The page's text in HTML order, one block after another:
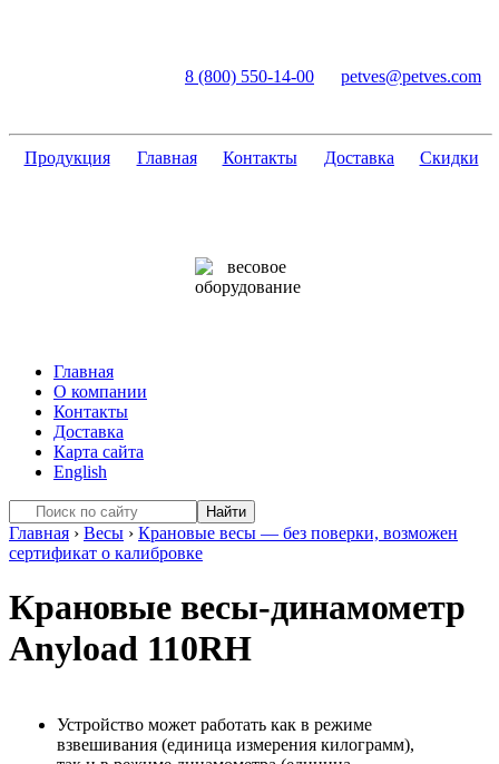
8 (800) 550-14-00 petves@petves.com
Продукция Главная Контакты Доставка Скидки
Главная
О компании
Контакты
Доставка
Карта сайта
English
Главная › Весы › Крановые весы — без поверки, возможен
сертификат о калибровке
Крановые весы-динамометр
Anyload 110RH
Устройство может работать как в режиме
взвешивания (единица измерения килограмм),